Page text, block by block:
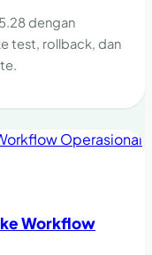
dengan
test, rollback, dan
Workflow